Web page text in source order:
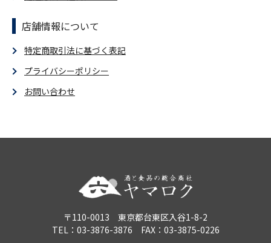
店舗情報について
特定商取引法に基づく表記
プライバシーポリシー
お問い合わせ
〒110-0013 東京都台東区入谷1-8-2
TEL：03-3876-3876 FAX：03-3875-0226